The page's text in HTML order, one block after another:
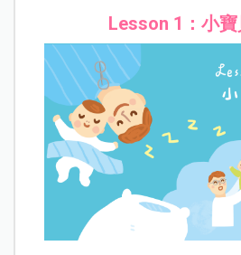
Lesson 1：小